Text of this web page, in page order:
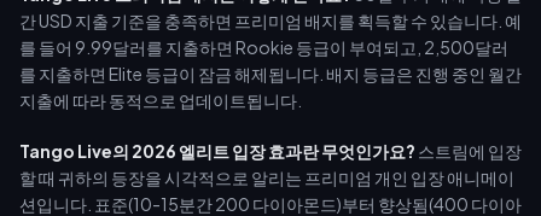
간 USD 지출 기준을 충족하면 프리미엄 배지를 획득할 수 있습니다. 예
를 들어 9.99달러를 지출하면 Rookie 등급이 부여되고, 2,500달러
를 지출하면 Elite 등급이 잠금 해제됩니다. 배지 등급은 진행 중인 월간
지출에 따라 동적으로 업데이트됩니다.
Tango Live의 2026 엘리트 입장 효과란 무엇인가요? 스트림에 입장
할 때 귀하의 등장을 시각적으로 알리는 프리미엄 개인 입장 애니메이
션입니다. 표준(10-15분간 200 다이아몬드)부터 향상됨(400 다이아